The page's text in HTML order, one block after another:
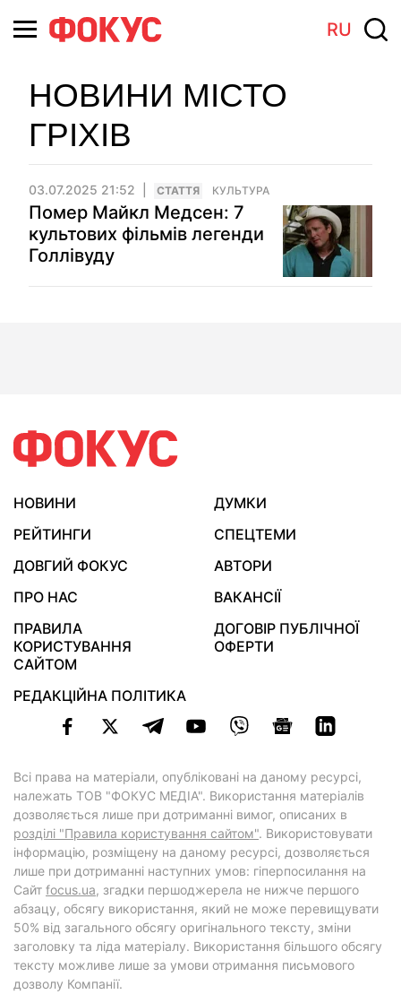
RU
НОВИНИ МІСТО
ГРІХІВ
03.07.2025 21:52 СТАТТЯ КУЛЬТУРА
Помер Майкл Медсен: 7
культових фільмів легенди
Голлівуду
НОВИНИ
ДУМКИ
РЕЙТИНГИ
СПЕЦТЕМИ
ДОВГИЙ ФОКУС
АВТОРИ
ПРО НАС
ВАКАНСІЇ
ПРАВИЛА
КОРИСТУВАННЯ
САЙТОМ
ДОГОВІР ПУБЛІЧНОЇ
ОФЕРТИ
РЕДАКЦІЙНА ПОЛІТИКА
Всі права на матеріали, опубліковані на даному ресурсі,
належать ТОВ "ФОКУС МЕДІА". Використання матеріалів
дозволяється лише при дотриманні вимог, описаних в
розділі "Правила користування сайтом". Використовувати
інформацію, розміщену на даному ресурсі, дозволяється
лише при дотриманні наступних умов: гіперпосилання на
Cайт focus.ua, згадки першоджерела не нижче першого
абзацу, обсягу використання, який не може перевищувати
50% від загального обсягу оригінального тексту, зміни
заголовку та ліда матеріалу. Використання більшого обсягу
тексту можливе лише за умови отримання письмового
дозволу Компанії.